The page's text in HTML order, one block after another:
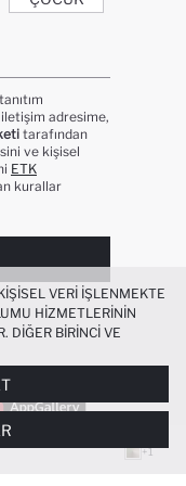
+1
adresime,
tarafından
ve kişisel
ETK
kurallar
VERI IŞLENMEKTE
HIZMETLERININ
DIĞER BIRINCI VE
BIR ALIŞVERIŞ
IŞLEVSEL KILINMASI VE
SIZLERE
AMAÇLARIYLA
DAIR TERCIHLERINIZI
ZAMAN YÖNETEBILIR,